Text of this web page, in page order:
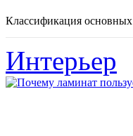
Классификация
Интерьер